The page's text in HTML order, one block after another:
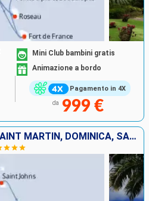
Pagamento in 4X
Mini Club bambini gratis
Animazione a bordo
da 999 €
ANTIGUA E BARBUDA, SAINT MARTIN, DOMINICA, SAN CRISTOFORO E NEVIS, MARTINICA, GUADALUPA